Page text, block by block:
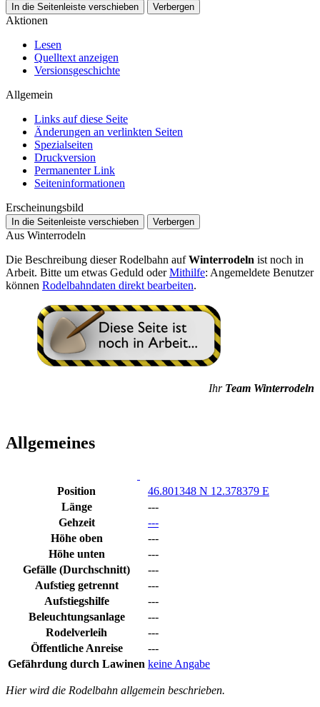
In die Seitenleiste verschieben Verbergen
Aktionen
Lesen
Quelltext anzeigen
Versionsgeschichte
Allgemein
Links auf diese Seite
Änderungen an verlinkten Seiten
Spezialseiten
Druckversion
Permanenter Link
Seiten­­informationen
Erscheinungsbild
In die Seitenleiste verschieben Verbergen
Aus Winterrodeln
Die Beschreibung dieser Rodelbahn aufWinterrodeln ist noch in
Arbeit. Bitte um etwas Geduld oderMithilfe: Angemeldete Benutzer
können Rodelbahndaten direkt bearbeiten.
Ihr Team Winterrodeln
Allgemeines
Position
46.801348 N 12.378379 E
Länge
---
Gehzeit
---
Höhe oben
---
Höhe unten
---
Gefälle (Durchschnitt)
---
Aufstieg getrennt
---
Aufstiegshilfe
---
Beleuchtungsanlage
---
Rodelverleih
---
Öffentliche Anreise
---
Gefährdung durch Lawinen keine Angabe
Hier wird die Rodelbahn allgemein beschrieben.